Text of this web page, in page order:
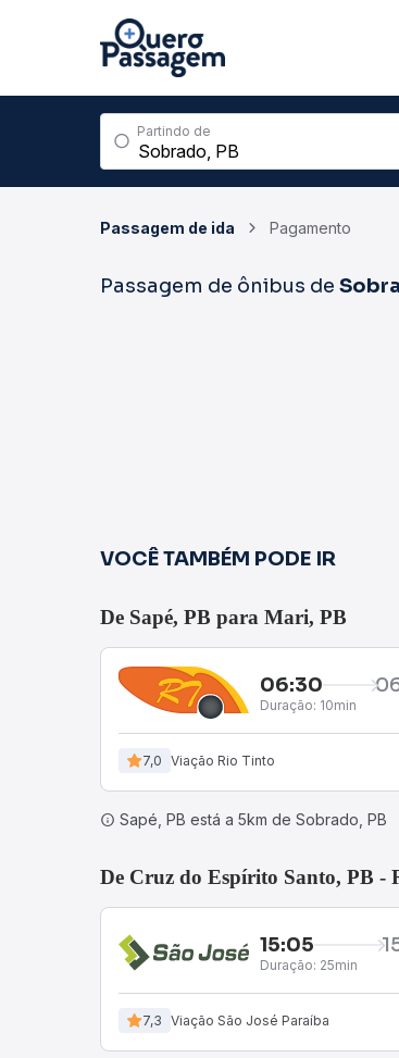
Partindo de
Passagem de ida Pagamento
Passagem de ônibus de
VOCÊ TAMBÉM PODE IR
De Sapé, PB para Mari, PB
06:30
Duração: 10min
7,0 Viação Rio Tinto
Sapé, PB está a 5km de Sobrado, PB
De Cruz do Espírito Santo, PB -
15:05
Duração: 25min
7,3 Viação São José Paraíba